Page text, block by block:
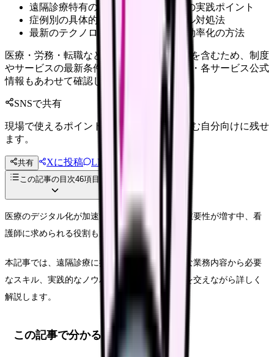
遠隔診療特有の記録管理と安全管理の実践ポイント
症例別の具体的な対応方法とトラブル対処法
最新のテクノロジーを活用した業務効率化の方法
医療・労務・転職など判断に影響する内容を含むため、制度
やサービスの最新条件は公的機関・勤務先・各サービス公式
情報もあわせて確認してください。
SNSで共有
現場で使えるポイントを、同僚やあとで読む自分向けに残せ
ます。
共有 Xに投稿 LINE
投稿文コピー
この記事の目次46項目
医療のデジタル化が加速する昨今、遠隔診療の重要性が増す中、看
護師に求められる役割も大きく変化しています。
本記事では、遠隔診療に携わる看護師の具体的な業務内容から必要
なスキル、実践的なノウハウまでを、現場の声を交えながら詳しく
解説します。
この記事で分かること